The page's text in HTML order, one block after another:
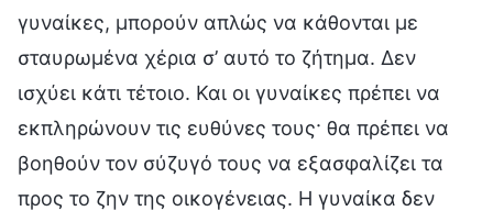
γυναίκες, μπορούν απλώς να κάθονται με
σταυρωμένα χέρια σ’ αυτό το ζήτημα. Δεν
ισχύει κάτι τέτοιο. Και οι γυναίκες πρέπει να
εκπληρώνουν τις ευθύνες τους· θα πρέπει να
βοηθούν τον σύζυγό τους να εξασφαλίζει τα
προς το ζην της οικογένειας. Η γυναίκα δεν